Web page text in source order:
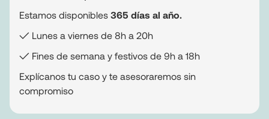
Estamos disponibles 365 días al año.
✓ Lunes a viernes de 8h a 20h
✓ Fines de semana y festivos de 9h a 18h
Explícanos tu caso y te asesoraremos sin
compromiso